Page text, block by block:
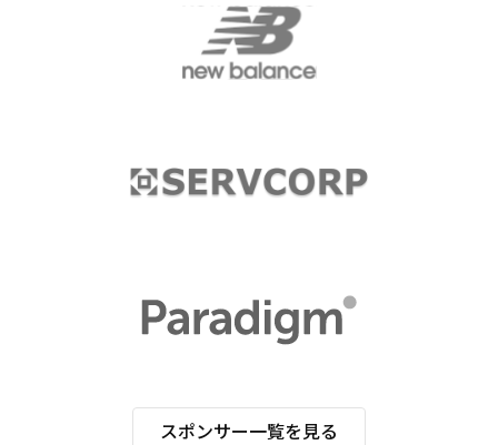
スポンサー一覧を見る